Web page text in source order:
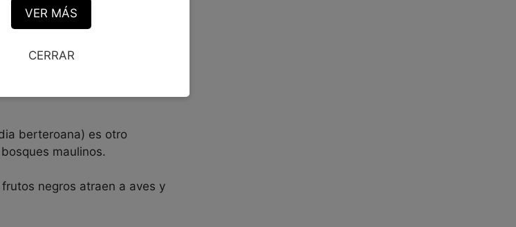
de la precordillera, donde
berteroana) es otro
maulinos.
negros atraen a aves y
VER MÁS
CERRAR